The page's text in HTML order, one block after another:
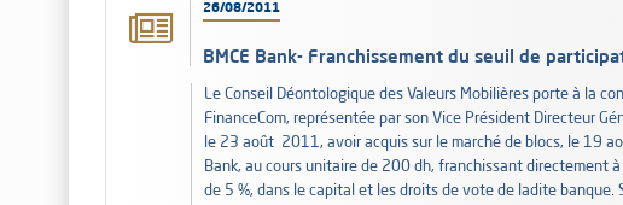
26/08/2011
BMCE Bank- Franchissement du seuil de
Le Conseil Déontologique des Valeurs Mobilières porte à la
FinanceCom, représentée par son Vice Président Directeur
le 23 août 2011, avoir acquis sur le marché de blocs, le 19
Bank, au cours unitaire de 200 dh, franchissant directement
de 5 %, dans le capital et les droits de vote de ladite banque.